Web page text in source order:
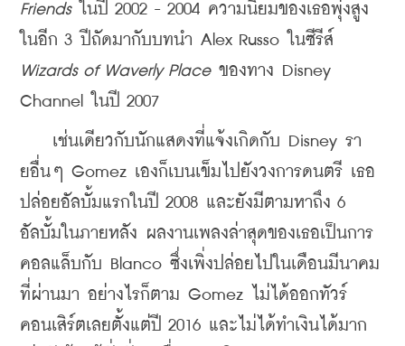
Friends ในปี 2002 - 2004 ความนิยมของเธอพุ่งสูง
Wizards of Waverly Place ของทาง Disney
Channel ในปี 2007
เช่นเดียวกับนักแสดงที่แจ้งเกิดกับ Disney รา
ยอื่นๆ Gomez เองก็เบนเข็มไปยังวงการดนตรี เธอ
ปล่อยอัลบั้มแรกในปี 2008 และยังมีตามหาถึง 6
อัลบั้มในภายหลัง ผลงานเพลงล่าสุดของเธอเป็นการ
คอลแล็บกับ Blanco ซึ่งเพิ่งปล่อยไปในเดือนมีนาคม
ที่ผ่านมา อย่างไรก็ตาม Gomez ไม่ได้ออกทัวร์
คอนเสิร์ตเลยตั้งแต่ปี 2016 และไม่ได้ทำเงินได้มาก